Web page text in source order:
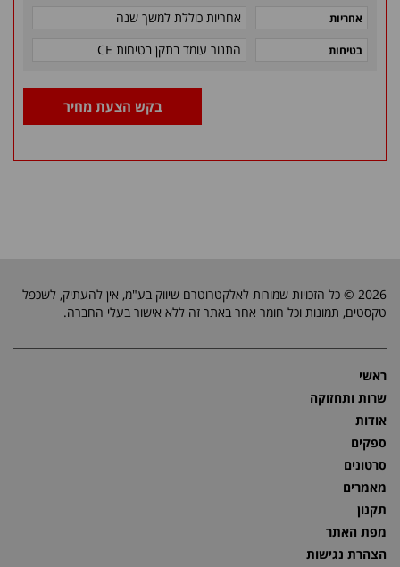
אחריות אחריות כוללת למשך שנה
בטיחות התנור עומד בתקן בטיחות CE
בקש הצעת מחיר
2026 © כל הזכויות שמורות לאלקטרוטרם שיווק בע"מ, אין להעתיק, לשכפל
טקסטים, תמונות וכל חומר אחר באתר זה ללא אישור בעלי החברה.
ראשי
שרות ותחזוקה
אודות
ספקים
סרטונים
מאמרים
תקנון
מפת האתר
הצהרת נגישות